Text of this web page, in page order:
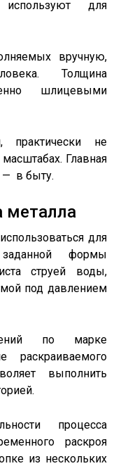
для
вручную,
Толщина
шлицевыми
практически не
Главная
— в быту.
металла
для
формы
струей воды,
под давлением
по марке
раскраиваемого
выполнить
процесса
раскроя
из нескольких